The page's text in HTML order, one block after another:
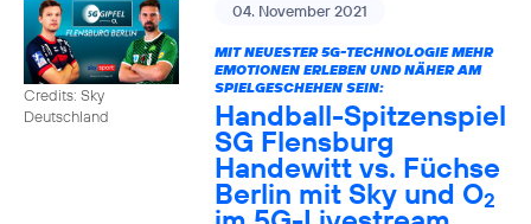
Credits: Sky
Deutschland
04. November 2021
MIT NEUESTER 5G-TECHNOLOGIE MEHR
EMOTIONEN ERLEBEN UND NÄHER AM
SPIELGESCHEHEN SEIN:
Handball-Spitzenspiel
SG Flensburg
Handewitt vs. Füchse
Berlin mit Sky und O2